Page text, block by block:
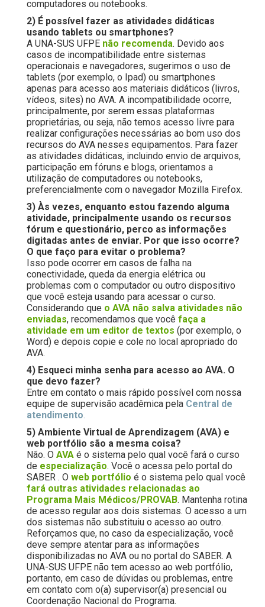
computadores ou notebooks.
2) É possível fazer as atividades didáticas
usando tablets ou smartphones?
A UNA-SUS UFPE não recomenda. Devido aos
casos de incompatibilidade entre sistemas
operacionais e navegadores, sugerimos o uso de
tablets (por exemplo, o Ipad) ou smartphones
apenas para acesso aos materiais didáticos (livros,
vídeos, sites) no AVA. A incompatibilidade ocorre,
principalmente, por serem essas plataformas
proprietárias, ou seja, não temos acesso livre para
realizar configurações necessárias ao bom uso dos
recursos do AVA nesses equipamentos. Para fazer
as atividades didáticas, incluindo envio de arquivos,
participação em fóruns e blogs, orientamos a
utilização de computadores ou notebooks,
preferencialmente com o navegador Mozilla Firefox.
3) Às vezes, enquanto estou fazendo alguma
atividade, principalmente usando os recursos
fórum e questionário, perco as informações
digitadas antes de enviar. Por que isso ocorre?
O que faço para evitar o problema?
Isso pode ocorrer em casos de falha na
conectividade, queda da energia elétrica ou
problemas com o computador ou outro dispositivo
que você esteja usando para acessar o curso.
Considerando que o AVA não salva atividades não
enviadas, recomendamos que você faça a
atividade em um editor de textos (por exemplo, o
Word) e depois copie e cole no local apropriado do
AVA.
4) Esqueci minha senha para acesso ao AVA. O
que devo fazer?
Entre em contato o mais rápido possível com nossa
equipe de supervisão acadêmica pela Central de
atendimento
5) Ambiente Virtual de Aprendizagem (AVA) e
web portfólio são a mesma coisa?
Não. O AVA é o sistema pelo qual você fará o curso
de especialização. Você o acessa pelo portal do
SABER . O web portfólio é o sistema pelo qual você
fará outras atividades relacionadas ao
Programa Mais Médicos/PROVAB. Mantenha rotina
de acesso regular aos dois sistemas. O acesso a um
dos sistemas não substituiu o acesso ao outro.
Reforçamos que, no caso da especialização, você
deve sempre atentar para as informações
disponibilizadas no AVA ou no portal do SABER. A
UNA-SUS UFPE não tem acesso ao web portfólio,
portanto, em caso de dúvidas ou problemas, entre
em contato com o(a) supervisor(a) presencial ou
Coordenação Nacional do Programa.